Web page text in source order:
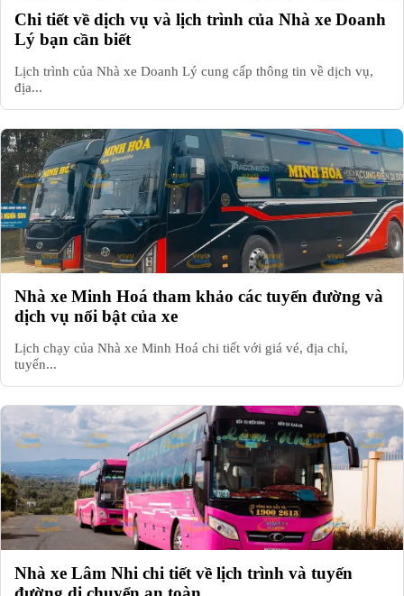
Chi tiết về dịch vụ và lịch trình của Nhà xe Doanh
Lý bạn cần biết
Lịch trình của Nhà xe Doanh Lý cung cấp thông tin về dịch vụ,
địa...
Nhà xe Minh Hoá tham khảo các tuyến đường và
dịch vụ nổi bật của xe
Lịch chạy của Nhà xe Minh Hoá chi tiết với giá vé, địa chỉ,
tuyến...
Nhà xe Lâm Nhi chi tiết về lịch trình và tuyến